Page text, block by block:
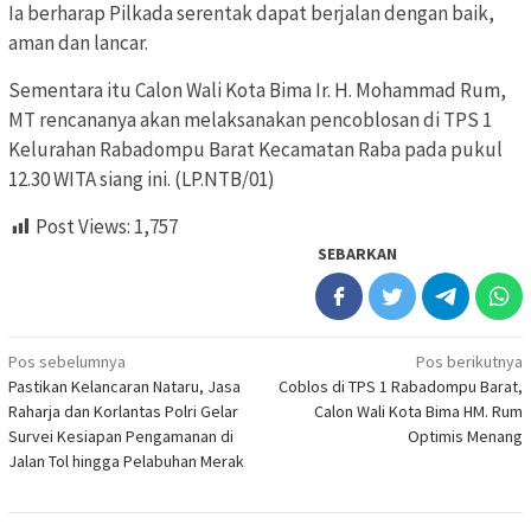
Ia berharap Pilkada serentak dapat berjalan dengan baik,
aman dan lancar.
Sementara itu Calon Wali Kota Bima Ir. H. Mohammad Rum,
MT rencananya akan melaksanakan pencoblosan di TPS 1
Kelurahan Rabadompu Barat Kecamatan Raba pada pukul
12.30 WITA siang ini. (LP.NTB/01)
Post Views: 1,757
SEBARKAN
Navigasi
pos
Pos sebelumnya
Pastikan Kelancaran Nataru, Jasa
Raharja dan Korlantas Polri Gelar
Survei Kesiapan Pengamanan di
Jalan Tol hingga Pelabuhan Merak
Pos berikutnya
Coblos di TPS 1 Rabadompu Barat,
Calon Wali Kota Bima HM. Rum
Optimis Menang